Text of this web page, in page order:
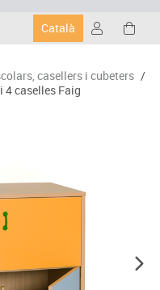
Català
casellers i cubeters /
4 caselles Faig